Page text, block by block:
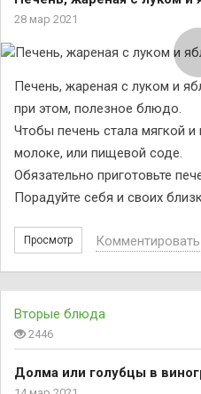
28 мар 2021
Печень, жареная с луком и
при этом, полезное блюдо.
Чтобы печень стала мягкой
молоке, или пищевой соде.
Обязательно приготовьте
Порадуйте себя и своих
Просмотр Комментировать
Вторые блюда
2446
Долма или голубцы в